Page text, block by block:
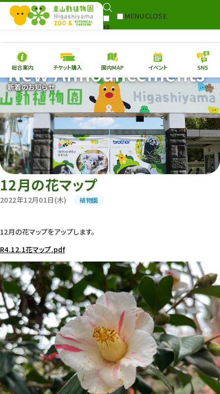
検
MENUCLOSE
本日の開園情報 チケ
園内MAP イベント
総合案内
動物園 植物園
再生プラン
東山動植物園
への支援
総合案内 チケット購入 園内MAP イベント SNS
新着のお知らせ
New Announcements
12月の花マップ
2022年12月01日(木) 植物園
12月の花マップをアップします。
R4.12.1花マップ.pdf